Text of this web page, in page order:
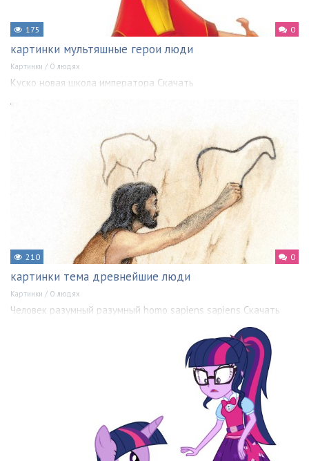
175 0
картинки мультяшные герои люди
Картинки / О людях
Куско новая школа императора Скачать
210 0
картинки тема древнейшие люди
Картинки / О людях
Человек разумный разумный homo sapiens sapiens Скачать